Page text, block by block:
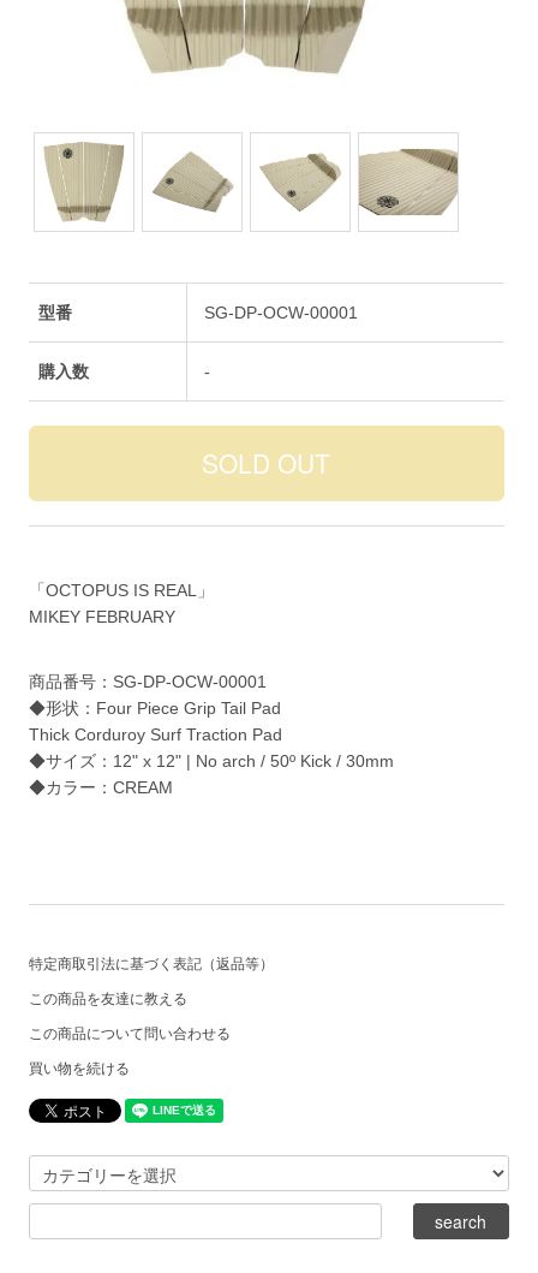
型番 SG-DP-OCW-00001
購入数 -
「OCTOPUS IS REAL」
MIKEY FEBRUARY
商品番号：SG-DP-OCW-00001
◆形状：Four Piece Grip Tail Pad
Thick Corduroy Surf Traction Pad
◆サイズ：12" x 12" | No arch / 50º Kick / 30mm
◆カラー：CREAM
特定商取引法に基づく表記（返品等）
この商品を友達に教える
この商品について問い合わせる
買い物を続ける